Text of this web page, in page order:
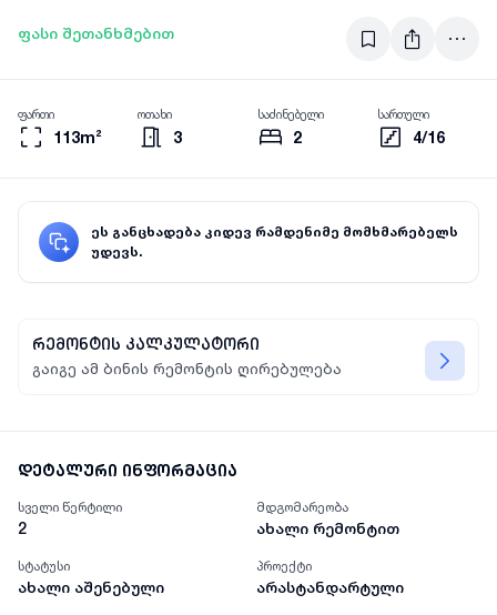
ფასი შეთანხმებით
113m²
ფართი
3
ოთახი
2
საძინებელი
4/16
სართული
ეს განცხადება კიდევ რამდენიმე მომხმარებელს
უდევს.
რემონტის კალკულატორი
გაიგე ამ ბინის რემონტის ღირებულება
დეტალური ინფორმაცია
სველი წერტილი
2
მდგომარეობა
ახალი რემონტით
სტატუსი
ახალი აშენებული
პროექტი
არასტანდარტული